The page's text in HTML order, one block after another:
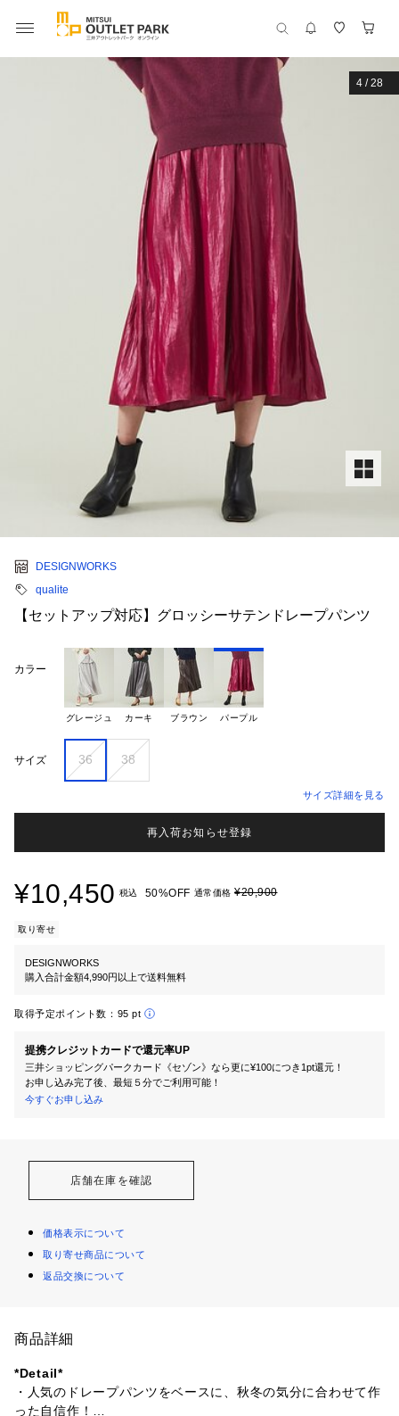
4 /28
DESIGNWORKS
qualite
【セットアップ対応】グロッシーサテンドレープパンツ
カラー
グレージュ カーキ ブラウン パープル
サイズ 36 38
サイズ詳細を見る
再入荷お知らせ登録
¥10,450 税込 50%OFF 通常価格 ¥20,900
取り寄せ
DESIGNWORKS
購入合計金額4,990円以上で送料無料
取得予定ポイント数： 95 pt
提携クレジットカードで還元率UP
三井ショッピングパークカード《セゾン》なら更に¥100につき1pt還元！
お申し込み完了後、最短５分でご利用可能！
今すぐお申し込み
店舗在庫を確認
価格表示について
取り寄せ商品について
返品交換について
商品詳細
*Detail*
・人気のドレープパンツをベースに、秋冬の気分に合わせて作
った自信作！